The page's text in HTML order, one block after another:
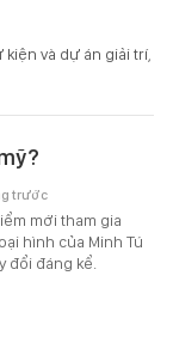
và dự án giải trí,
mới tham gia
hình của Minh Tú
đổi đáng kể.
trước